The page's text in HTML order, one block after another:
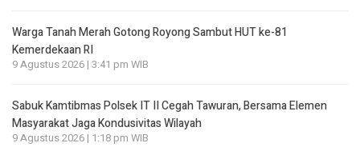
Warga Tanah Merah Gotong Royong Sambut HUT ke-81
Kemerdekaan RI
9 Agustus 2026 | 3:41 pm WIB
Sabuk Kamtibmas Polsek IT II Cegah Tawuran, Bersama Elemen
Masyarakat Jaga Kondusivitas Wilayah
9 Agustus 2026 | 1:18 pm WIB